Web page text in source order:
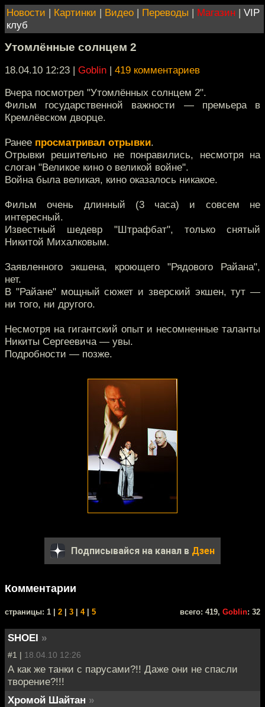
Новости | Картинки | Видео | Переводы | Магазин | VIP
клуб
Утомлённые солнцем 2
18.04.10 12:23 | Goblin | 419 комментариев
Вчера посмотрел "Утомлённых солнцем 2".
Фильм государственной важности — премьера в
Кремлёвском дворце.
Ранее просматривал отрывки.
Отрывки решительно не понравились, несмотря на
слоган "Великое кино о великой войне".
Война была великая, кино оказалось никакое.
Фильм очень длинный (3 часа) и совсем не
интересный.
Известный шедевр "Штрафбат", только снятый
Никитой Михалковым.
Заявленного экшена, кроющего "Рядового Райана",
нет.
В "Райане" мощный сюжет и зверский экшен, тут —
ни того, ни другого.
Несмотря на гигантский опыт и несомненные таланты
Никиты Сергеевича — увы.
Подробности — позже.
Подписывайся на канал в Дзен
Комментарии
cтраницы: 1 | 2 3 4| 5 всего: 419, Goblin: 32
SHOEI »
#1 | 18.04.10 12:26
А как же танки с парусами?!! Даже они не спасли
творение?!!!
Хромой Шайтан »